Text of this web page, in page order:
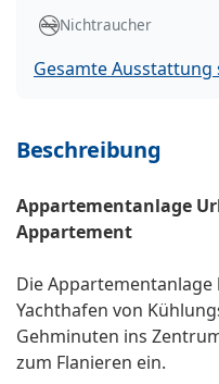
Nichtraucher
Gesamte Ausstattung
Beschreibung
Appartementanlage
Appartement
Die
Yachthafen von
Gehminuten ins
zum Flanieren ein.